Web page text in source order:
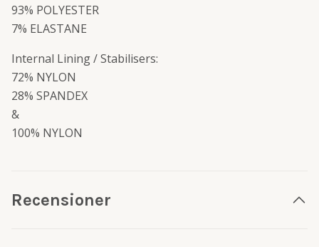
93% POLYESTER
7% ELASTANE
Internal Lining / Stabilisers:
72% NYLON
28% SPANDEX
&
100% NYLON
Recensioner